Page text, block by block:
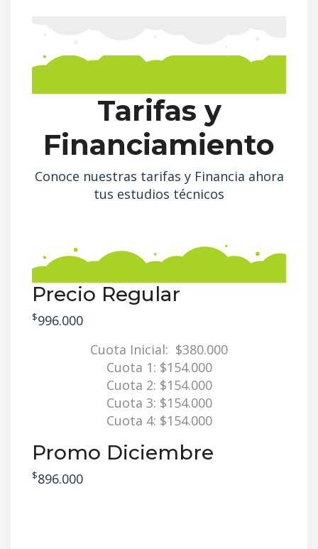
Tarifas y
Financiamiento
Conoce nuestras tarifas y Financia ahora
tus estudios técnicos
Precio Regular
$996.000
Cuota Inicial: $380.000
Cuota 1: $154.000
Cuota 2: $154.000
Cuota 3: $154.000
Cuota 4: $154.000
Promo Diciembre
$896.000